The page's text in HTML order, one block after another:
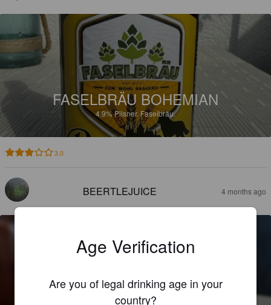
FASELBRÄU BOHEMIAN
4.9%Pilsner. Faselbräu.
3.0
BEERTLEJUICE 4 months ago
DER SHEPHERD
Age Verification
Are you of legal drinking age in your
country?